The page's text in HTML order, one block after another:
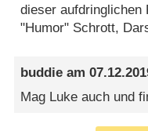
dieser aufdringlichen
"Humor" Schrott,
buddie am
Mag Luke auch und